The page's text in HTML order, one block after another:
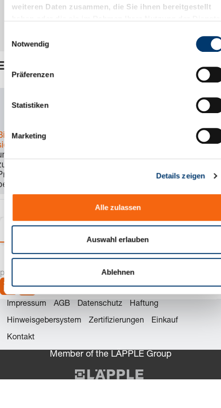
weiteren Daten zusammen, die Sie ihnen bereitgestellt
w
u
n
s
a
Notwendig
Präferenzen
Statistiken
Marketing
Details zeigen
Alle zulassen
Auswahl erlauben
Ablehnen
melden Sie
an
Verfügbarkeit
sehen und das
zu
Varianten Details Produktinformationen
precision is our standard
Impressum AGB Datenschutz Haftung
Hinweisgebersystem Zertifizierungen Einkauf
Kontakt
Member of the LÄPPLE Group